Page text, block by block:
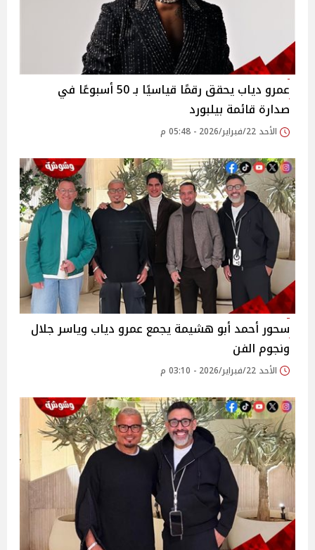
عمرو دياب يحقق رقمًا قياسيًا بـ 50 أسبوعًا في
صدارة قائمة بيلبورد
الأحد 22/فبراير/2026 - 05:48 م
سحور أحمد أبو هشيمة يجمع عمرو دياب وياسر جلال
ونجوم الفن
الأحد 22/فبراير/2026 - 03:10 م